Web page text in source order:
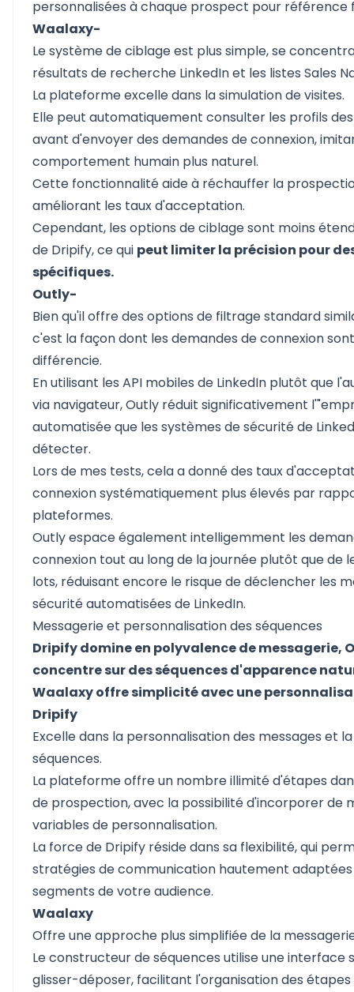
personnalisées à chaque prospect pour référence
Waalaxy-
Le système de ciblage est plus simple, se
résultats de recherche LinkedIn et les listes Sales
La plateforme excelle dans la simulation de visites.
Elle peut automatiquement consulter les profils
avant d'envoyer des demandes de connexion,
comportement humain plus naturel.
Cette fonctionnalité aide à réchauffer la
améliorant les taux d'acceptation.
Cependant, les options de ciblage sont moins
de Dripify, ce qui peut limiter la précision pour
spécifiques.
Outly-
Bien qu'il offre des options de filtrage standard
c'est la façon dont les demandes de connexion
différencie.
En utilisant les API mobiles de LinkedIn plutôt que
via navigateur, Outly réduit significativement
automatisée que les systèmes de sécurité de
détecter.
Lors de mes tests, cela a donné des taux
connexion systématiquement plus élevés par
plateformes.
Outly espace également intelligemment les
connexion tout au long de la journée plutôt que de
lots, réduisant encore le risque de déclencher les
sécurité automatisées de LinkedIn.
Messagerie et personnalisation des séquences
Dripify domine en polyvalence de messagerie,
concentre sur des séquences d'apparence
Waalaxy offre simplicité avec une
Dripify
Excelle dans la personnalisation des messages et
séquences.
La plateforme offre un nombre illimité d'étapes
de prospection, avec la possibilité d'incorporer de
variables de personnalisation.
La force de Dripify réside dans sa flexibilité, qui
stratégies de communication hautement
segments de votre audience.
Waalaxy
Offre une approche plus simplifiée de la
Le constructeur de séquences utilise une interface
glisser-déposer, facilitant l'organisation des